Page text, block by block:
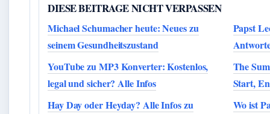
DIESE BEITRAGE NICHT VERPASSEN
Michael Schumacher heute: Neues zu
seinem Gesundheitszustand
Papst
YouTube zu MP3 Konverter: Kostenlos,
legal und sicher? Alle Infos
The
Start,
Hay Day oder Heyday? Alle Infos zu
Wo ist